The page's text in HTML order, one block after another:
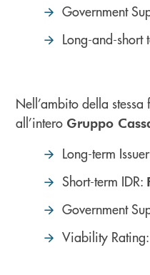
Government
Long-and-short
Nell’ambito della
all’intero Gruppo
Long-term
Short-term IDR:
Government
Viability Rating: